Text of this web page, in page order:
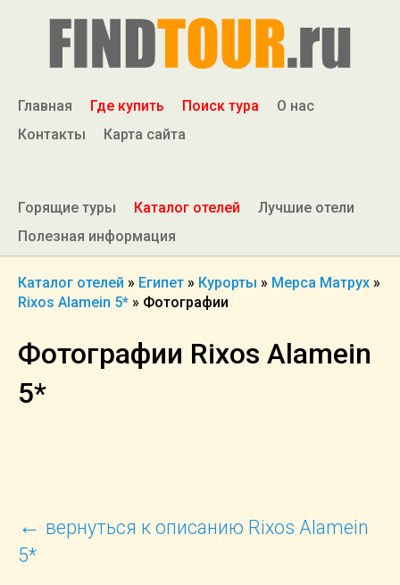
Главная Где купить Поиск тура
О нас
Контакты
Карта сайта
Горящие туры Каталог отелей
Лучшие отели
Полезная информация
Каталог отелей » Египет » Курорты » Мерса Матрух »
Rixos Alamein 5* » Фотографии
Фотографии Rixos Alamein
5*
← вернуться к описанию Rixos Alamein
5*